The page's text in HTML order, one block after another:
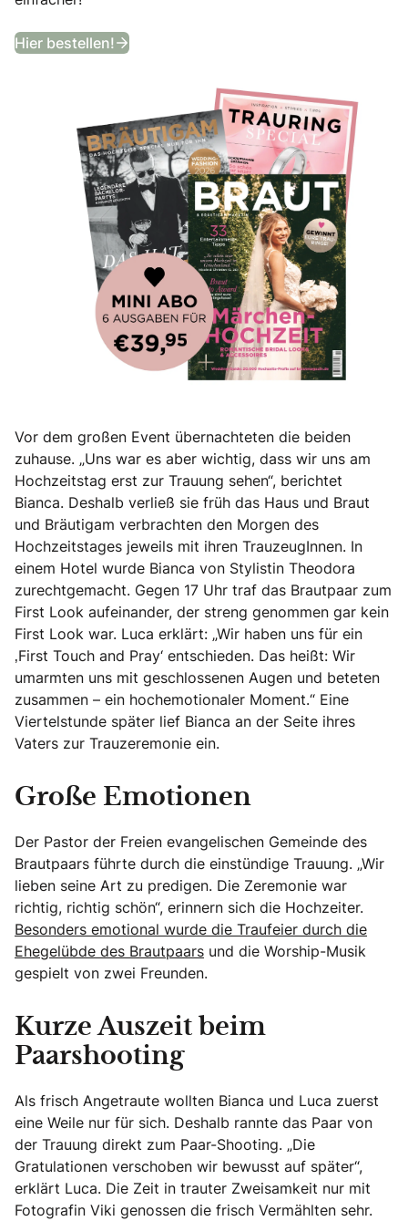
Hier bestellen! Bekommt ein Jahr lang das
Vor dem großen Event übernachteten die beiden
zuhause. „Uns war es aber wichtig, dass wir uns am
Hochzeitstag erst zur Trauung sehen“, berichtet
Bianca. Deshalb verließ sie früh das Haus und Braut
und Bräutigam verbrachten den Morgen des
Hochzeitstages jeweils mit ihren TrauzeugInnen. In
einem Hotel wurde Bianca von Stylistin Theodora
zurechtgemacht. Gegen 17 Uhr traf das Brautpaar zum
First Look aufeinander, der streng genommen gar kein
First Look war. Luca erklärt: „Wir haben uns für ein
‚First Touch and Pray‘ entschieden. Das heißt: Wir
umarmten uns mit geschlossenen Augen und beteten
zusammen – ein hochemotionaler Moment.“ Eine
Viertelstunde später lief Bianca an der Seite ihres
Vaters zur Trauzeremonie ein.
Große Emotionen
Der Pastor der Freien evangelischen Gemeinde des
Brautpaars führte durch die einstündige Trauung. „Wir
lieben seine Art zu predigen. Die Zeremonie war
richtig, richtig schön“, erinnern sich die Hochzeiter.
Besonders emotional wurde die Traufeier durch die
Ehegelübde des Brautpaars und die Worship-Musik
gespielt von zwei Freunden.
Kurze Auszeit beim
Paarshooting
Als frisch Angetraute wollten Bianca und Luca zuerst
eine Weile nur für sich. Deshalb rannte das Paar von
der Trauung direkt zum Paar-Shooting. „Die
Gratulationen verschoben wir bewusst auf später“,
erklärt Luca. Die Zeit in trauter Zweisamkeit nur mit
Fotografin Viki genossen die frisch Vermählten sehr.